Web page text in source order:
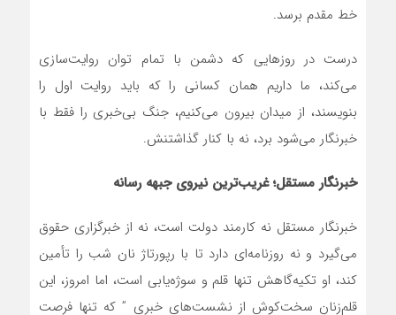
خط مقدم برسد.
درست در روزهایی که دشمن با تمام توان روایت‌سازی
می‌کند، ما داریم همان کسانی را که باید روایت اول را
بنویسند، از میدان بیرون می‌کنیم، جنگ بی‌خبری را فقط با
خبرنگار می‌شود برد، نه با کنار گذاشتنش.
خبرنگار مستقل؛ غریب‌ترین نیروی جبهه رسانه
خبرنگار مستقل نه کارمند دولت است، نه از خبرگزاری حقوق
می‌گیرد و نه روزنامه‌ای دارد تا با رپورتاژ نان شب را تأمین
کند، او تکیه‌گاهش تنها قلم و سوژه‌یابی است، اما امروز، این
قلم‌زنانِ سخت‌کوش از نشست‌های خبری ” که تنها فرصت